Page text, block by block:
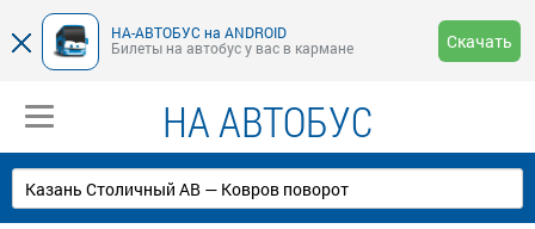
НА-АВТОБУС на ANDROID
Билеты на автобус у вас в кармане
Скачать
НА АВТОБУС